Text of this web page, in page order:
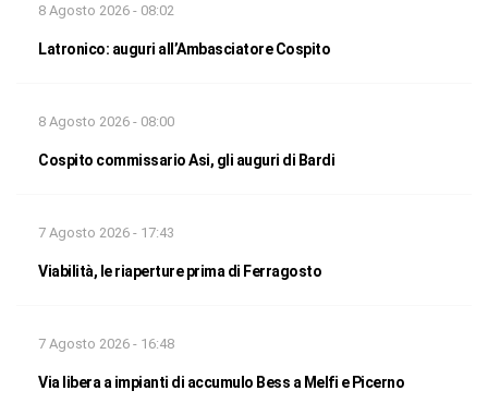
8 Agosto 2026 - 08:02
Latronico: auguri all’Ambasciatore Cospito
8 Agosto 2026 - 08:00
Cospito commissario Asi, gli auguri di Bardi
7 Agosto 2026 - 17:43
Viabilità, le riaperture prima di Ferragosto
7 Agosto 2026 - 16:48
Via libera a impianti di accumulo Bess a Melfi e Picerno